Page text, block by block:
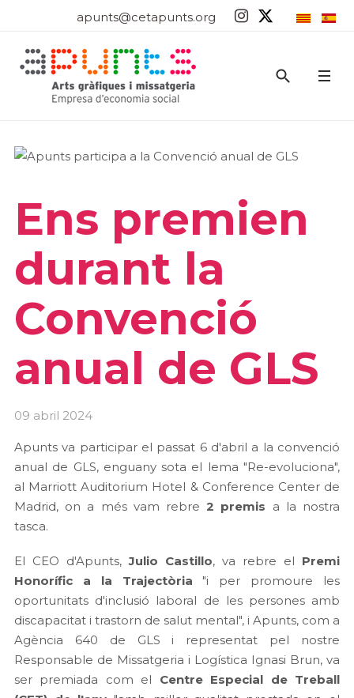
apunts@cetapunts.org
Ens premien
durant la
Convenció
anual de GLS
09 abril 2024
Apunts va participar el passat 6 d'abril a la convenció
anual de GLS, enguany sota el lema "Re-evoluciona",
al Marriott Auditorium Hotel & Conference Center de
Madrid, on a més vam rebre2 premis a la nostra
tasca.
El CEO d'Apunts,Julio Castillo, va rebre el Premi
Honorífic a la Trajectòria "i per promoure les
oportunitats d'inclusió laboral de les persones amb
discapacitat i trastorn de salut mental", i Apunts, com a
Agència 640 de GLS i representat pel nostre
Responsable de Missatgeria i Logística Ignasi Brun, va
ser premiada com el Centre Especial de Treball